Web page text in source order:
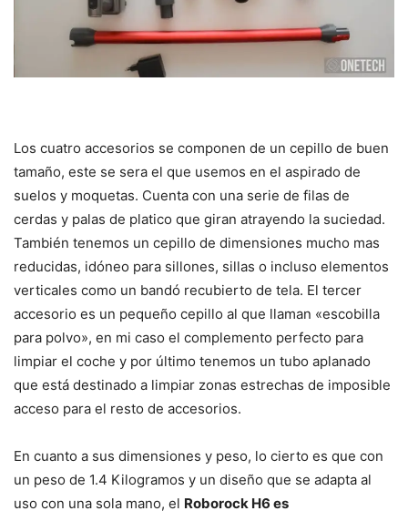
Los cuatro accesorios se componen de un cepillo de buen
tamaño, este se sera el que usemos en el aspirado de
suelos y moquetas. Cuenta con una serie de filas de
cerdas y palas de platico que giran atrayendo la suciedad.
También tenemos un cepillo de dimensiones mucho mas
reducidas, idóneo para sillones, sillas o incluso elementos
verticales como un bandó recubierto de tela. El tercer
accesorio es un pequeño cepillo al que llaman «escobilla
para polvo», en mi caso el complemento perfecto para
limpiar el coche y por último tenemos un tubo aplanado
que está destinado a limpiar zonas estrechas de imposible
acceso para el resto de accesorios.
En cuanto a sus dimensiones y peso, lo cierto es que con
un peso de 1.4 Kilogramos y un diseño que se adapta al
uso con una sola mano, el Roborock H6 es